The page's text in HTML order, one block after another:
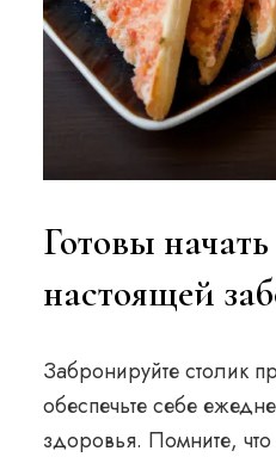
Готовы
настоящей
Забронируйте столик
обеспечьте себе
здоровья. Помните,